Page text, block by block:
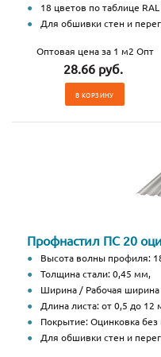
18 цветов по таблице
Для обшивки стен и
Оптовая цена за 1 м2 Опт
28.66 руб.
В КОРЗИНУ
Профнастил ПС 20
Высота волны профиля:
Толщина стали: 0,45 мм,
Ширина / Рабочая
Длина листа: от 0,5 до 12
Покрытие: Оцинковка
Для обшивки стен и